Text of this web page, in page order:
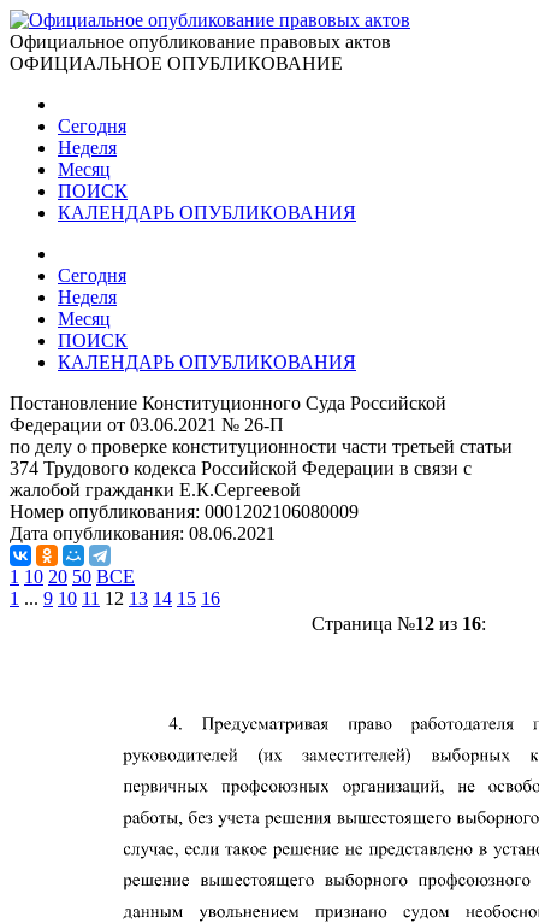
Официальное опубликование правовых актов
ОФИЦИАЛЬНОЕ ОПУБЛИКОВАНИЕ
Сегодня
Неделя
Месяц
ПОИСК
КАЛЕНДАРЬ ОПУБЛИКОВАНИЯ
Сегодня
Неделя
Месяц
ПОИСК
КАЛЕНДАРЬ ОПУБЛИКОВАНИЯ
Постановление Конституционного Суда Российской
Федерации от 03.06.2021 № 26-П
по делу о проверке конституционности части третьей статьи
374 Трудового кодекса Российской Федерации в связи с
жалобой гражданки Е.К.Сергеевой
Номер опубликования: 0001202106080009
Дата опубликования: 08.06.2021
1 10 20 50 ВСЕ
1 ... 9 10 11 12 13 14 15 16
Страница №12из 16: